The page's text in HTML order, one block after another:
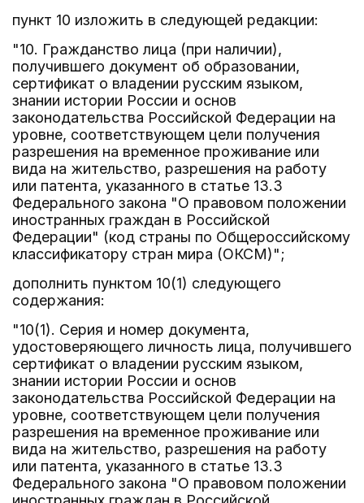
пункт 10 изложить в следующей редакции:
"10. Гражданство лица (при наличии),
получившего документ об образовании,
сертификат о владении русским языком,
знании истории России и основ
законодательства Российской Федерации на
уровне, соответствующем цели получения
разрешения на временное проживание или
вида на жительство, разрешения на работу
или патента, указанного в статье 13.3
Федерального закона "О правовом положении
иностранных граждан в Российской
Федерации" (код страны по Общероссийскому
классификатору стран мира (ОКСМ)";
дополнить пунктом 10(1) следующего
содержания:
"10(1). Серия и номер документа,
удостоверяющего личность лица, получившего
сертификат о владении русским языком,
знании истории России и основ
законодательства Российской Федерации на
уровне, соответствующем цели получения
разрешения на временное проживание или
вида на жительство, разрешения на работу
или патента, указанного в статье 13.3
Федерального закона "О правовом положении